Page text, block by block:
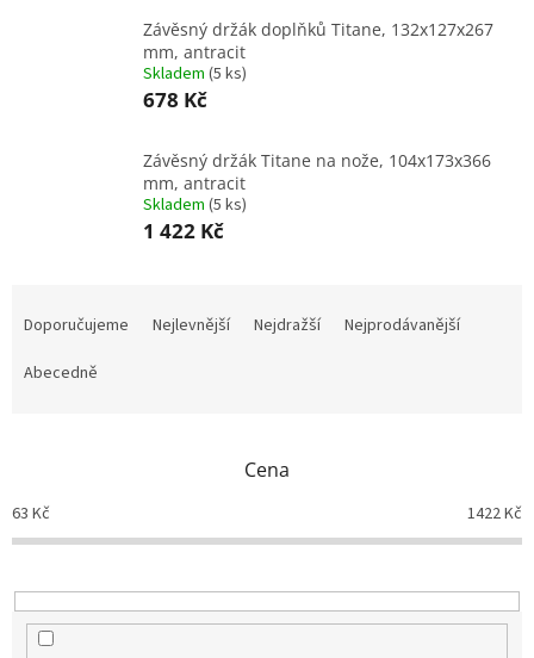
Závěsný držák doplňků Titane, 132x127x267
mm, antracit
Skladem (5 ks)
678 Kč
Závěsný držák Titane na nože, 104x173x366
mm, antracit
Skladem (5 ks)
1 422 Kč
o
d
k
t
Doporučujeme Nejlevnější Nejdražší
Nejprodávanější
Abecedně
Cena
63 Kč 1422Kč